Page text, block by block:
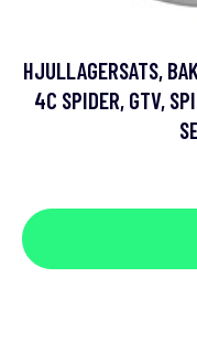
HJULLAGERSATS,
4C SPIDER, GTV,